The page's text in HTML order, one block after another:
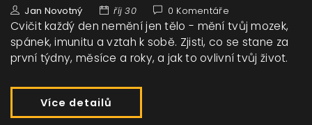
Jan Novotný říj 30 0 Komentáře
Cvičit každý den nemění jen tělo - mění tvůj mozek,
spánek, imunitu a vztah k sobě. Zjisti, co se stane za
první týdny, měsíce a roky, a jak to ovlivní tvůj život.
Více detailů